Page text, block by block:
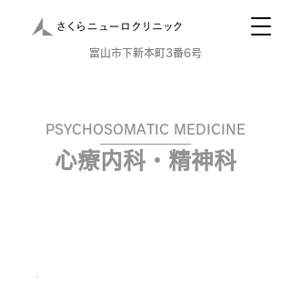
​富山市下新本町3番6号
​心療内科・精神科
PSYCHOSOMATIC MEDICINE